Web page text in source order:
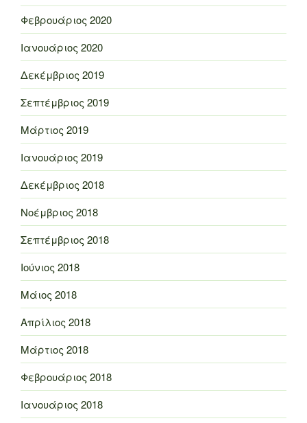
Φεβρουάριος 2020
Ιανουάριος 2020
Δεκέμβριος 2019
Σεπτέμβριος 2019
Μάρτιος 2019
Ιανουάριος 2019
Δεκέμβριος 2018
Νοέμβριος 2018
Σεπτέμβριος 2018
Ιούνιος 2018
Μάιος 2018
Απρίλιος 2018
Μάρτιος 2018
Φεβρουάριος 2018
Ιανουάριος 2018